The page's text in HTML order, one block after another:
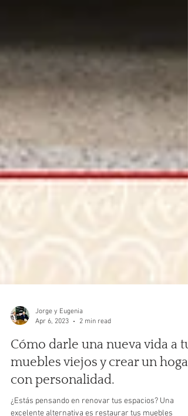
Jorge y Eugenia
Apr 6, 2023
2 min read
Cómo darle una nueva vida a
muebles viejos y crear un hogar
con personalidad.